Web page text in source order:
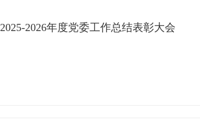
2026年度党委工作总结表彰大会